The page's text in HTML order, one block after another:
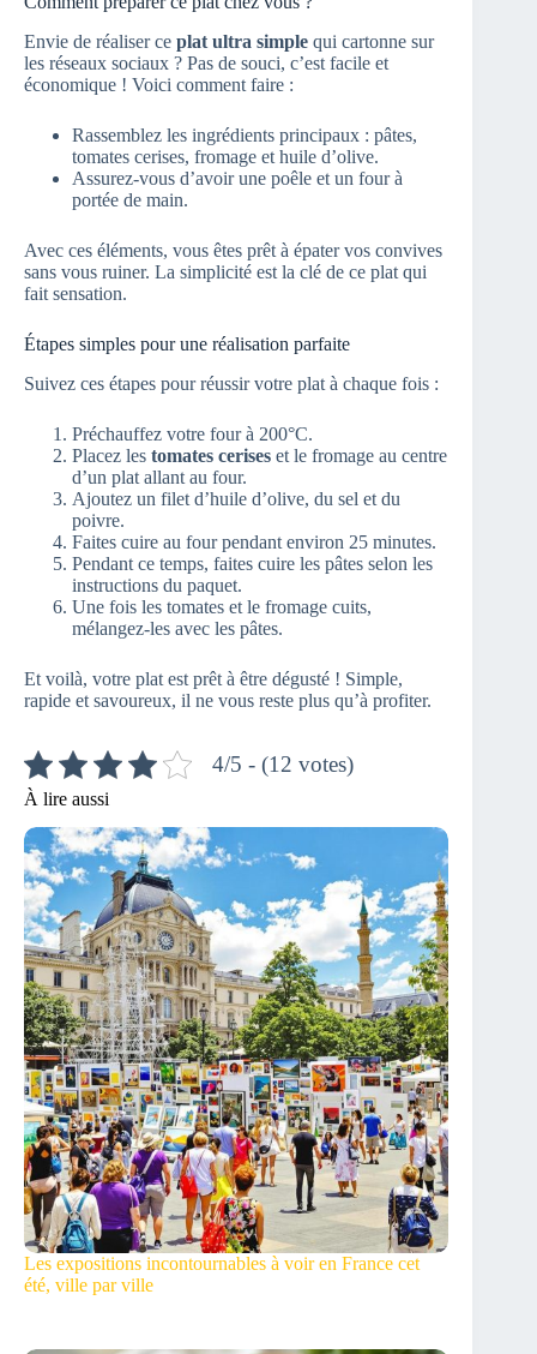
Envie de réaliser ce plat ultra simple qui cartonne sur
les réseaux sociaux ? Pas de souci, c’est facile et
économique ! Voici comment faire :
Rassemblez les ingrédients principaux : pâtes,
tomates cerises, fromage et huile d’olive.
Assurez-vous d’avoir une poêle et un four à
portée de main.
Avec ces éléments, vous êtes prêt à épater vos convives
sans vous ruiner. La simplicité est la clé de ce plat qui
fait sensation.
Étapes simples pour une réalisation parfaite
Suivez ces étapes pour réussir votre plat à chaque fois :
Préchauffez votre four à 200°C.
Placez les tomates cerises et le fromage au centre
d’un plat allant au four.
Ajoutez un filet d’huile d’olive, du sel et du
poivre.
Faites cuire au four pendant environ 25 minutes.
Pendant ce temps, faites cuire les pâtes selon les
instructions du paquet.
Une fois les tomates et le fromage cuits,
mélangez-les avec les pâtes.
Et voilà, votre plat est prêt à être dégusté ! Simple,
rapide et savoureux, il ne vous reste plus qu’à profiter.
4/5 - (12 votes)
À lire aussi
Les expositions incontournables à voir en France cet
été, ville par ville